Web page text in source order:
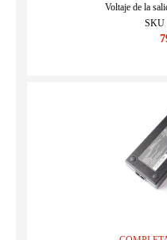
Voltaje de la
SKU